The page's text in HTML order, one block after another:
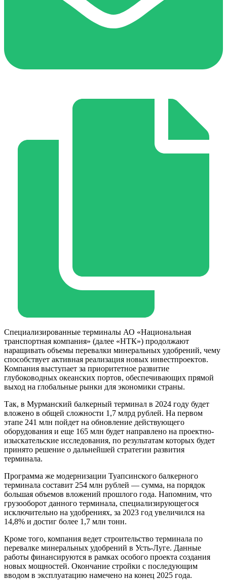
Специализированные терминалы АО «Национальная
транспортная компания» (далее «НТК») продолжают
наращивать объемы перевалки минеральных удобрений, чему
способствует активная реализация новых инвестпроектов.
Компания выступает за приоритетное развитие
глубоководных океанских портов, обеспечивающих прямой
выход на глобальные рынки для экономики страны.
Так, в Мурманский балкерный терминал в 2024 году будет
вложено в общей сложности 1,7 млрд рублей. На первом
этапе 241 млн пойдет на обновление действующего
оборудования и еще 165 млн будет направлено на проектно-
изыскательские исследования, по результатам которых будет
принято решение о дальнейшей стратегии развития
терминала.
Программа же модернизации Туапсинского балкерного
терминала составит 254 млн рублей — сумма, на порядок
большая объемов вложений прошлого года. Напомним, что
грузооборот данного терминала, специализирующегося
исключительно на удобрениях, за 2023 год увеличился на
14,8% и достиг более 1,7 млн тонн.
Кроме того, компания ведет строительство терминала по
перевалке минеральных удобрений в Усть-Луге. Данные
работы финансируются в рамках особого проекта создания
новых мощностей. Окончание стройки с последующим
вводом в эксплуатацию намечено на конец 2025 года.